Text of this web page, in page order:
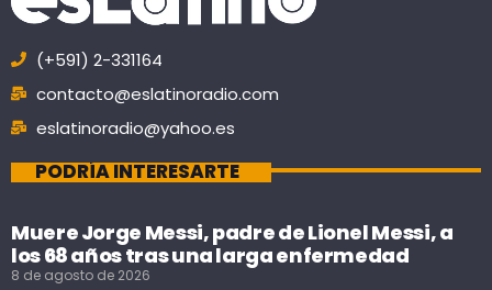
(+591) 2-331164
contacto@eslatinoradio.com
eslatinoradio@yahoo.es
PODRÍA INTERESARTE
Muere Jorge Messi, padre de Lionel Messi, a
los 68 años tras una larga enfermedad
8 de agosto de 2026